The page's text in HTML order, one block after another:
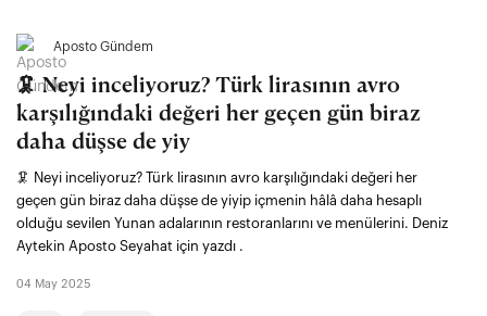
Aposto Gündem
🦑 Neyi inceliyoruz? Türk lirasının avro
karşılığındaki değeri her geçen gün biraz
daha düşse de yiy
🦑 Neyi inceliyoruz? Türk lirasının avro karşılığındaki değeri her
geçen gün biraz daha düşse de yiyip içmenin hâlâ daha hesaplı
olduğu sevilen Yunan adalarının restoranlarını ve menülerini. Deniz
Aytekin Aposto Seyahat için yazdı .
04 May 2025